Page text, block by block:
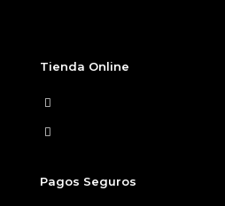
Tienda Online
Pagos Seguros